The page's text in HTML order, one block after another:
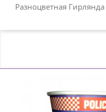
Разноцветная